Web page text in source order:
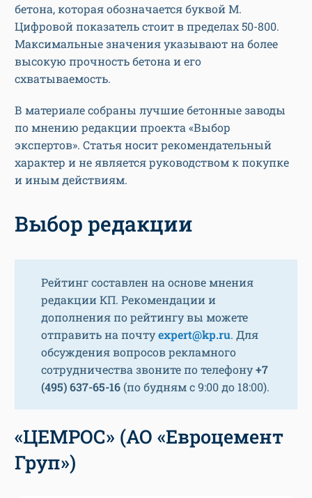
бетона, которая обозначается буквой М.
Цифровой показатель стоит в пределах 50-800.
Максимальные значения указывают на более
высокую прочность бетона и его
схватываемость.
В материале собраны лучшие бетонные заводы
по мнению редакции проекта «Выбор
экспертов». Статья носит рекомендательный
характер и не является руководством к покупке
и иным действиям.
Выбор редакции
Рейтинг составлен на основе мнения
редакции КП. Рекомендации и
дополнения по рейтингу вы можете
отправить на почтуexpert@kp.ru. Для
обсуждения вопросов рекламного
сотрудничества звоните по телефону+7
(495) 637-65-16 (по будням с 9:00 до 18:00).
«ЦЕМРОС» (АО «Евроцемент
Груп»)